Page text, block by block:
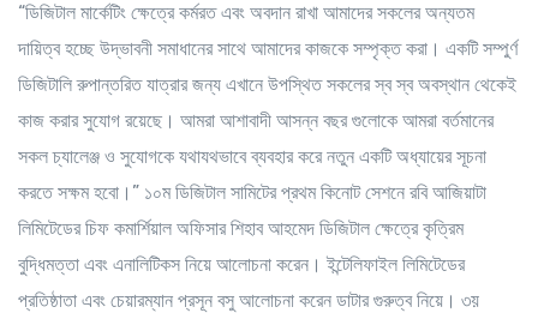
“ডিজিটাল মার্কেটিং ক্ষেত্রে কর্মরত এবং অবদান রাখা আমাদের সকলের অন্যতম
দায়িত্ব হচ্ছে উদ্ভাবনী সমাধানের সাথে আমাদের কাজকে সম্পৃক্ত করা। একটি সম্পুর্ণ
ডিজিটালি রুপান্তরিত যাত্রার জন্য এখানে উপস্থিত সকলের স্ব স্ব অবস্থান থেকেই
কাজ করার সুযোগ রয়েছে। আমরা আশাবাদী আসন্ন বছর গুলোকে আমরা বর্তমানের
সকল চ্যালেঞ্জ ও সুযোগকে যথাযথভাবে ব্যবহার করে নতুন একটি অধ্যায়ের সূচনা
করতে সক্ষম হবো।” ১০ম ডিজিটাল সামিটের প্রথম কিনোট সেশনে রবি আজিয়াটা
লিমিটেডের চিফ কমার্শিয়াল অফিসার শিহাব আহমেদ ডিজিটাল ক্ষেত্রে কৃত্রিম
বুদ্ধিমত্তা এবং এনালিটিকস নিয়ে আলোচনা করেন। ইন্টেলিফাইল লিমিটেডের
প্রতিষ্ঠাতা এবং চেয়ারম্যান প্রসূন বসু আলোচনা করেন ডাটার গুরুত্ব নিয়ে। ৩য়